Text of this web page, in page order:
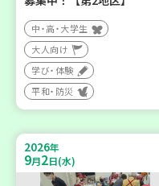
中・高・大学生
大人向け
学び・体験
平和・防災
2026年
9月2日(水)